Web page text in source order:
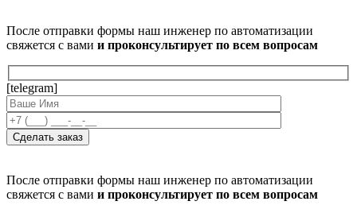
После отправки формы наш инженер по автоматизации
свяжется с вами и проконсультирует по всем вопросам
[telegram]
После отправки формы наш инженер по автоматизации
свяжется с вами и проконсультирует по всем вопросам